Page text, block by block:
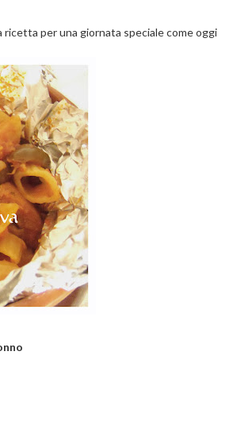
per una giornata speciale come oggi